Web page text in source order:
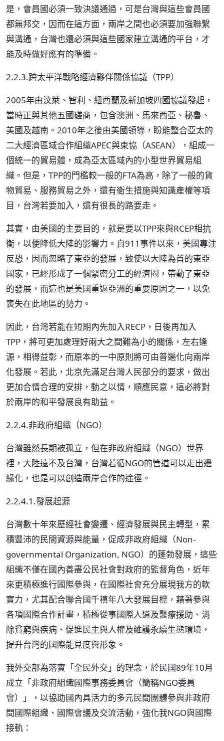
是，會員國必須一致決議通過，可是台灣與這些會員國
都無邦交，因而在這方面，兩岸之間也必須要加強聯繫
與溝通，台灣也還必須與這些國家建立溝通的平台，才
能及時做好應有的準備。
2.2.3.跨太平洋戰略經濟夥伴關係協議（TPP）
2005年由汶萊、智利、紐西蘭及新加坡四國協議發起，
當時正與其他五國磋商，包含澳洲、馬來西亞、秘魯、
美國及越南。2010年之後由美國領導，盼能整合亞太的
二大經濟區域合作組織APEC與東協（ASEAN），組成一
個統一的貿易體，成為亞太區域內的小型世界貿易組
織。但是，TPP的門檻較一般的FTA為高，除了一般的貨
物貿易、服務貿易之外，還有衛生措施與知識產權等項
目，台灣若要加入，還有很長的路要走。
其實，由美國的主要目的，就是要以TPP來與RCEP相抗
衡，以便降低大陸的影響力。自911事件以來，美國專注
反恐，因而忽略了東亞的發展，致使以大陸為首的東亞
國家，已經形成了一個緊密分工的經濟圈，帶動了東亞
的發展，而這也是美國重返亞洲的重要原因之一，以免
喪失在此地區的勢力。
因此，台灣若能在短期內先加入RECP，日後再加入
TPP，將可更加處理好兩大之間難為小的關係，左右逢
源，相得益彰，而原本的一中原則將可由普遍化向兩岸
化發展。若此，北京先滿足台灣人民部分的要求，做出
更加合情合理的安排，動之以情，順應民意，這必將對
於兩岸的和平發展良有助益。
2.2.4.非政府組織（NGO）
台灣雖然長期被孤立，但在非政府組織（NGO）世界
裡，大陸遠不及台灣，台灣若循NGO的管道可以走出邊
緣化，也是可以創造兩岸合作的途徑。
2.2.4.1.發展起源
台灣數十年來歷經社會變遷、經濟發展與民主轉型，累
積豐沛的民間資源與能量，促成非政府組織（Non-
governmental Organization, NGO）的蓬勃發展，這些
組織不僅在國內善盡公民社會對政府的監督角色，近年
來更積極進行國際參與，在國際社會充分展現我方的軟
實力，尤其配合聯合國千禧年八大發展目標，藉著參與
各項國際合作計畫，積極從事國際人道及醫療援助、消
除貧窮與疾病、促進民主與人權及維護永續生態環境，
提升台灣的國際能見度與形象。
我外交部為落實「全民外交」的理念，於民國89年10月
成立「非政府組織國際事務委員會（簡稱NGO委員
會）」，以協助國內具活力的多元民間團體參與非政府
間國際組織、國際會議及交流活動，強化我NGO與國際
接軌：